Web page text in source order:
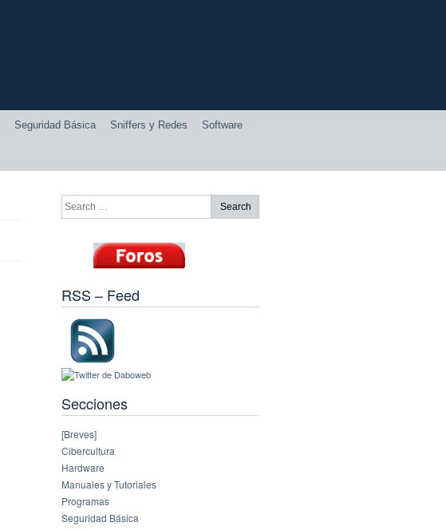
Seguridad Básica Sniffers y Redes Software
RSS – Feed
Secciones
[Breves]
Cibercultura
Hardware
Manuales y Tutoriales
Programas
Seguridad Básica